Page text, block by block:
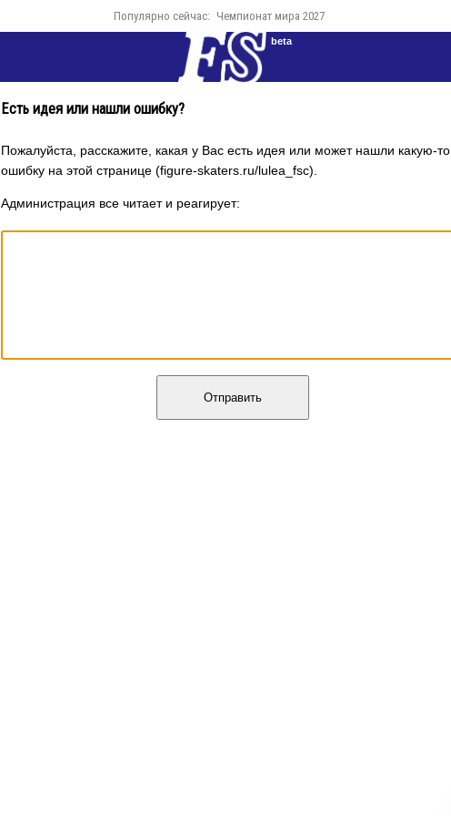
Популярно сейчас: Чемпионат мира 2027
beta
Есть идея или нашли ошибку?
Пожалуйста, расскажите, какая у Вас есть идея или может нашли какую-то
ошибку на этой странице (figure-skaters.ru/lulea_fsc).
Администрация все читает и реагирует:
Отправить